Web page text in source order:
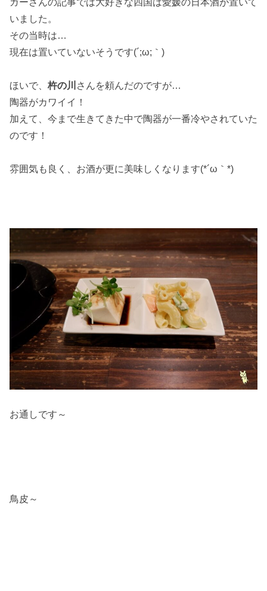
ガーさんの記事では大好きな四国は愛媛の日本酒が置いて
いました。
その当時は…
現在は置いていないそうです(´;ω;｀)
ほいで、 杵の川
さんを頼んだのですが…
陶器がカワイイ！
加えて、今まで生きてきた中で陶器が一番冷やされていた
のです！
雰囲気も良く、お酒が更に美味しくなります(*´ω｀*)
お通しです～
鳥皮～